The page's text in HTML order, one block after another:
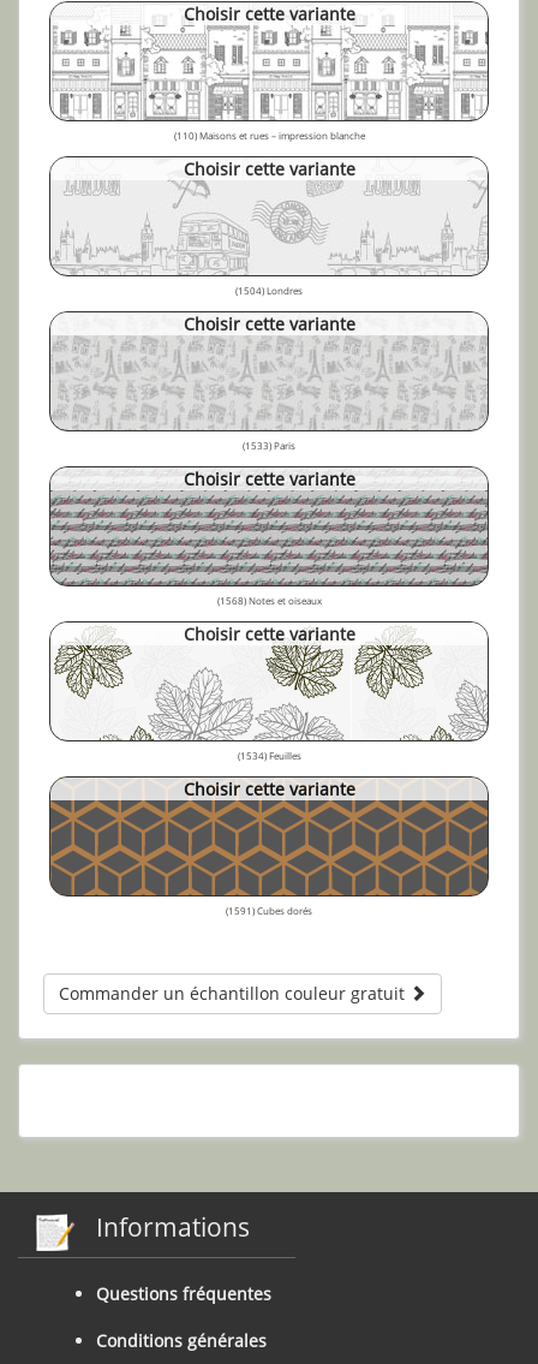
Choisir cette variante
(110) Maisons et rues – impression blanche
Choisir cette variante
(1504) Londres
Choisir cette variante
(1533) Paris
Choisir cette variante
(1568) Notes et oiseaux
Choisir cette variante
(1534) Feuilles
Choisir cette variante
(1591) Cubes dorés
Commander un échantillon couleur gratuit
Informations
Questions fréquentes
Conditions générales